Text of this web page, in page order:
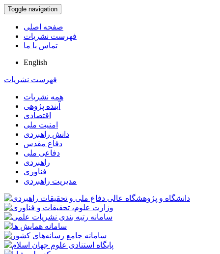
Toggle navigation
صفحه اصلی
فهرست نشریات
تماس با ما
English
فهرست نشریات
همه نشریات
آینده پژوهی
اقتصادی
امنیت ملی
دانش راهبردی
دفاع مقدس
دفاعی ملی
راهبردی
فناوری
مدیریت راهبردی